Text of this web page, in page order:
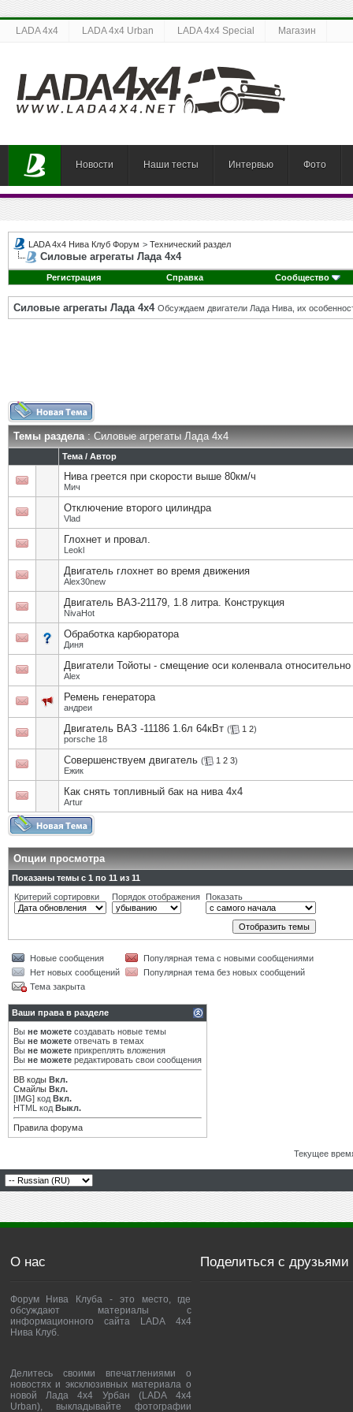
LADA 4x4 LADA 4x4 Urban LADA 4x4 Special Магазин
Новости Наши тесты Интервью Фото
LADA 4x4 Нива Клуб Форум > Технический раздел
Силовые агрегаты Лада 4х4
Регистрация Справка Сообщество
Силовые агрегаты Лада 4х4 Обсуждаем двигатели Лада Нива, их
Темы раздела: Силовые агрегаты Лада 4х4
Тема / Автор
Нива греется при скорости выше 80км/ч
Мич
Отключение второго цилиндра
Vlad
Глохнет и провал.
Leokl
Двигатель глохнет во время движения
Alex30new
Двигатель ВАЗ-21179, 1.8 литра. Конструкция
NivaHot
Обработка карбюратора
Диня
Двигатели Тойоты - смещение оси коленвала
Alex
Ремень генератора
андреи
Двигатель ВАЗ -11186 1.6л 64кВт ( 1 2)
porsche 18
Совершенствуем двигатель ( 1 2 3)
Eжик
Как снять топливный бак на нива 4х4
Artur
Опции просмотра
Показаны темы с 1 по 11 из 11
Критерий сортировки
Порядок отображения Показать
Новые сообщения
Популярная тема с новыми сообщениями
Нет новых сообщений
Популярная тема без новых сообщений
Тема закрыта
Ваши права в разделе
Вы не можете создавать новые темы
Вы не можете отвечать в темах
Вы не можете прикреплять вложения
Вы не можете редактировать свои сообщения
BB коды Вкл.
Смайлы Вкл.
[IMG] код Вкл.
HTML код Выкл.
Правила форума
Текущее
О нас
Форум Нива Клуба - это место, где
обсуждают материалы с
информационного сайта LADA 4x4
Нива Клуб.
Делитесь своими впечатлениями о
новостях и эксклюзивных материала о
новой Лада 4х4 Урбан (LADA 4x4
Urban), выкладывайте фотографии
Поделиться с друзьями